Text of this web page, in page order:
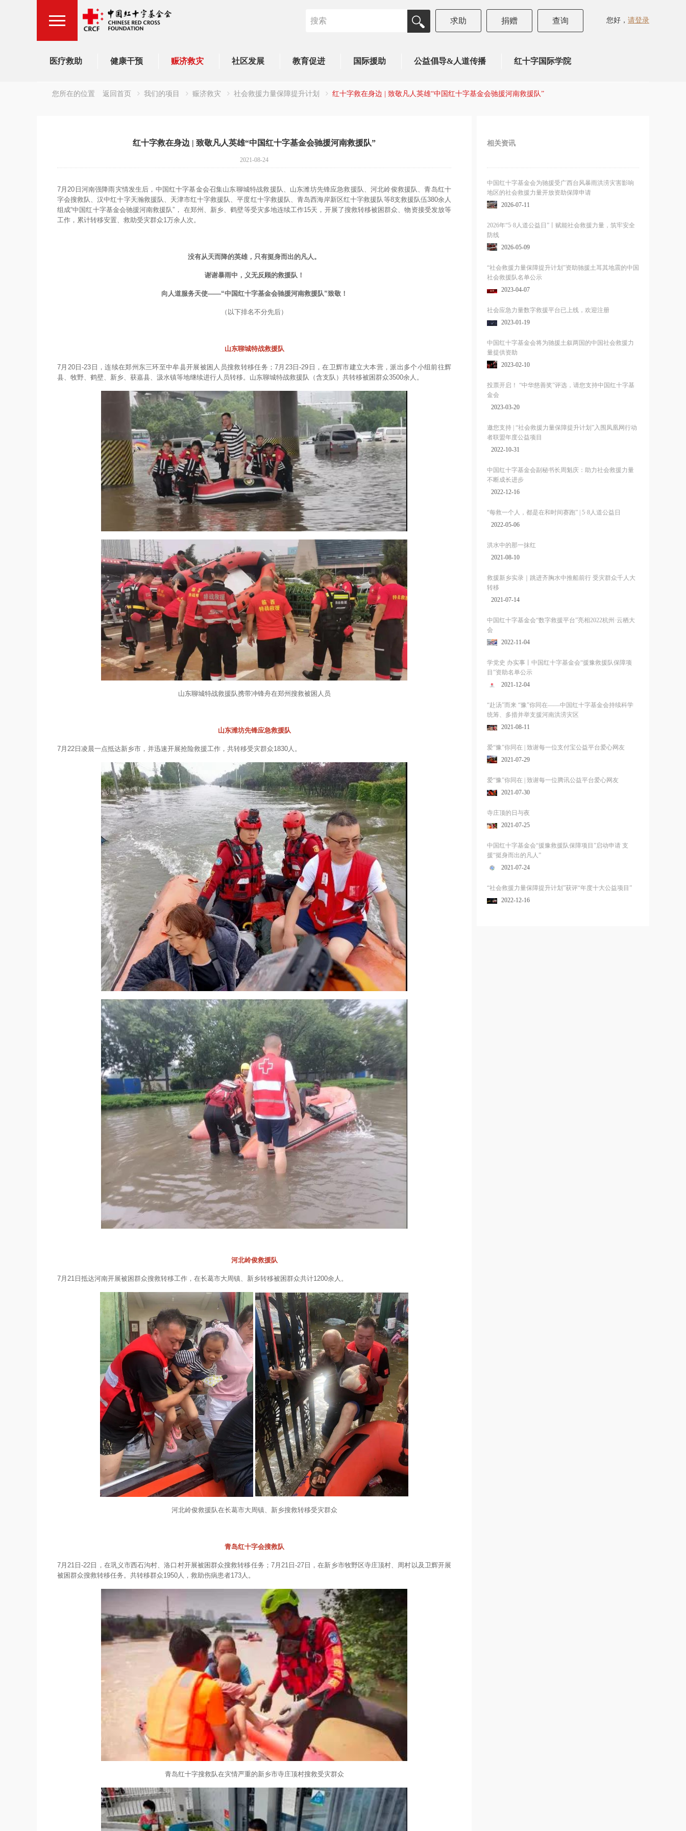
您好， 请登录
查询
捐赠
求助
医疗救助 健康干预 赈济救灾 社区发展 教育促进 国际援助 公益倡导&人道传播 红十字国际学院
您所在的位置 返回首页 我们的项目 赈济救灾 社会救援力量保障提升计划 红十字救在身边 | 致敬凡人英雄“中国红十字基金会驰援河南救援队”
红十字救在身边 | 致敬凡人英雄“中国红十字基金会驰援河南救援队”
2021-08-24
7月20日河南强降雨灾情发生后，中国红十字基金会召集山东聊城特战救援队、山东潍坊先锋应急救援队、河北岭俊救援队、青岛红十
字会搜救队、汉中红十字天瀚救援队、天津市红十字救援队、平度红十字救援队、青岛西海岸新区红十字救援队等8支救援队伍380余人
组成“中国红十字基金会驰援河南救援队”， 在郑州、新乡、鹤壁等受灾多地连续工作15天，开展了搜救转移被困群众、物资接受发放等
工作，累计转移安置、救助受灾群众1万余人次。
没有从天而降的英雄，只有挺身而出的凡人。
谢谢暴雨中，义无反顾的救援队！
向人道服务天使——“中国红十字基金会驰援河南救援队”致敬！
（以下排名不分先后）
山东聊城特战救援队
7月20日-23日，连续在郑州东三环至中牟县开展被困人员搜救转移任务；7月23日-29日，在卫辉市建立大本营，派出多个小组前往辉
县、牧野、鹤壁、新乡、获嘉县、汲水镇等地继续进行人员转移。山东聊城特战救援队（含支队）共转移被困群众3500余人。
山东聊城特战救援队携带冲锋舟在郑州搜救被困人员
山东潍坊先锋应急救援队
7月22日凌晨一点抵达新乡市，并迅速开展抢险救援工作，共转移受灾群众1830人。
河北岭俊救援队
7月21日抵达河南开展被困群众搜救转移工作，在长葛市大周镇、新乡转移被困群众共计1200余人。
河北岭俊救援队在长葛市大周镇、新乡搜救转移受灾群众
青岛红十字会搜救队
7月21日-22日，在巩义市西石沟村、洛口村开展被困群众搜救转移任务；7月21日-27日，在新乡市牧野区寺庄顶村、周村以及卫辉开展
被困群众搜救转移任务。共转移群众1950人，救助伤病患者173人。
青岛红十字搜救队在灾情严重的新乡市寺庄顶村搜救受灾群众
相关资讯
中国红十字基金会为驰援受广西台风暴雨洪涝灾害影响
地区的社会救援力量开放资助保障申请
2026-07-11
2026年“5·8人道公益日”丨赋能社会救援力量，筑牢安全
防线
2026-05-09
“社会救援力量保障提升计划”资助驰援土耳其地震的中国
社会救援队名单公示
2023-04-07
社会应急力量数字救援平台已上线，欢迎注册
2023-01-19
中国红十字基金会将为驰援土叙两国的中国社会救援力
量提供资助
2023-02-10
投票开启！ “中华慈善奖”评选，请您支持中国红十字基
金会
2023-03-20
邀您支持 | “社会救援力量保障提升计划”入围凤凰网行动
者联盟年度公益项目
2022-10-31
中国红十字基金会副秘书长周魁庆：助力社会救援力量
不断成长进步
2022-12-16
“每救一个人，都是在和时间赛跑” | 5·8人道公益日
2022-05-06
洪水中的那一抹红
2021-08-10
救援新乡实录｜跳进齐胸水中推船前行 受灾群众千人大
转移
2021-07-14
中国红十字基金会“数字救援平台”亮相2022杭州·云栖大
会
2022-11-04
学党史 办实事丨中国红十字基金会“援豫救援队保障项
目”资助名单公示
2021-12-04
“赴汤”而来 “豫”你同在——中国红十字基金会持续科学
统筹、多措并举支援河南洪涝灾区
2021-08-11
爱“豫”你同在 | 致谢每一位支付宝公益平台爱心网友
2021-07-29
爱“豫”你同在 | 致谢每一位腾讯公益平台爱心网友
2021-07-30
寺庄顶的日与夜
2021-07-25
中国红十字基金会“援豫救援队保障项目”启动申请 支
援“挺身而出的凡人”
2021-07-24
“社会救援力量保障提升计划”获评“年度十大公益项目”
2022-12-16